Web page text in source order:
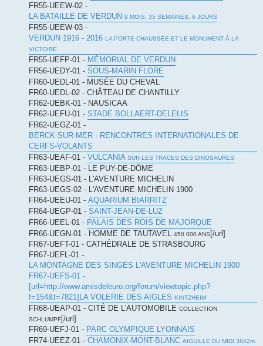
FR55-UEEW-02 -
LA BATAILLE DE VERDUN 9 MOIS, 35 SEMAINES, 6 JOURS
FR55-UEEW-03 -
VERDUN 1916 - 2016 LA PORTE CHAUSSÉE ET LE MONUMENT À LA
VICTOIRE
FR55-UEFP-01 - MÉMORIAL DE VERDUN
FR56-UEDY-01 - SOUS-MARIN FLORE
FR60-UEDL-01 - MUSÉE DU CHEVAL
FR60-UEDL-02 - CHÂTEAU DE CHANTILLY
FR62-UEBK-01 - NAUSICAA
FR62-UEFU-01 - STADE BOLLAERT-DELELIS
FR62-UEGZ-01 -
BERCK-SUR-MER - RENCONTRES INTERNATIONALES DE
CERFS-VOLANTS
FR63-UEAF-01 - VULCANIA SUR LES TRACES DES DINOSAURES
FR63-UEBP-01 - LE PUY-DE-DÖME
FR63-UEGS-01 - L'AVENTURE MICHELIN
FR63-UEGS-02 - L'AVENTURE MICHELIN 1900
FR64-UEEU-01 - AQUARIUM BIARRITZ
FR64-UEGP-01 - SAINT-JEAN-DE-LUZ
FR66-UEEL-01 - PALAIS DES ROIS DE MAJORQUE
FR66-UEGN-01 - HOMME DE TAUTAVEL
450 000 ANS [/url]
FR67-UEFT-01 - CATHÉDRALE DE STRASBOURG
FR67-UEFL-01 -
LA MONTAGNE DES SINGES L'AVENTURE MICHELIN 1900
FR67-UEFS-01 -
[url=http://www.amisdeleuro.org/forum/viewtopic.php?
f=154&t=7821]LA VOLERIE DES AIGLES KINTZHEIM
FR68-UEAP-01 - CITÉ DE L'AUTOMOBILE COLLECTION
SCHLUMPF[/url]
FR69-UEFJ-01 - PARC OLYMPIQUE LYONNAIS
FR74-UEEZ-01 - CHAMONIX-MONT-BLANC AIGUILLE DU MIDI 3842m